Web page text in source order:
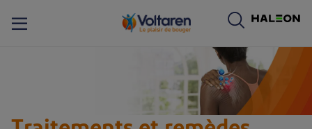
Logo de Voltaren. En cliquant sur le logo de Voltaren, vous serez dirigé vers la page d’accueil de Voltaren.